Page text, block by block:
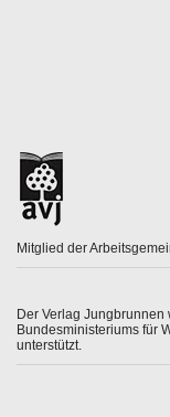
Mitglied der
Der Verlag
Bundesministeriums für
unterstützt.